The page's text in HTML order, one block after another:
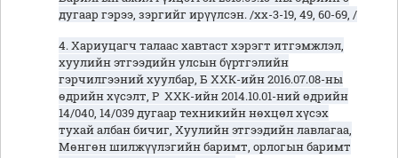
дугаар гэрээ, зэргийг ирүүлсэн. /хх-3-19, 49, 60-69, /
4. Хариуцагч талаас хавтаст хэрэгт итгэмжлэл,
хуулийн этгээдийн улсын бүртгэлийн
гэрчилгээний хуулбар, Б ХХК-ийн 2016.07.08-ны
өдрийн хүсэлт, Р ХХК-ийн 2014.10.01-ний өдрийн
14/040, 14/039 дугаар техникийн нөхцөл хүсэх
тухай албан бичиг, Хуулийн этгээдийн лавлагаа,
Мөнгөн шилжүүлэгийн баримт, орлогын баримт